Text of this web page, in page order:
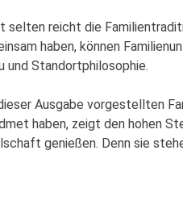
selten reicht die
haben, können
und Standortphilosophie.
Ausgabe vorgestellten
haben, zeigt den hohen
genießen. Denn sie